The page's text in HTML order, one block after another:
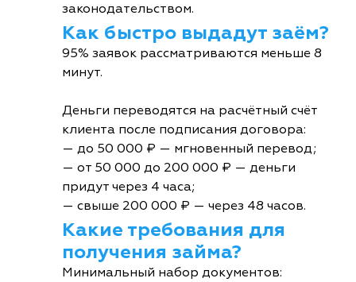
законодательством.
Как быстро выдадут заём?
95% заявок рассматриваются меньше 8
минут.
Деньги переводятся на расчётный счёт
клиента после подписания договора:
— до 50 000 ₽ — мгновенный перевод;
— от 50 000 до 200 000 ₽ — деньги
придут через 4 часа;
— свыше 200 000 ₽ — через 48 часов.
Какие требования для
получения займа?
Минимальный набор документов: